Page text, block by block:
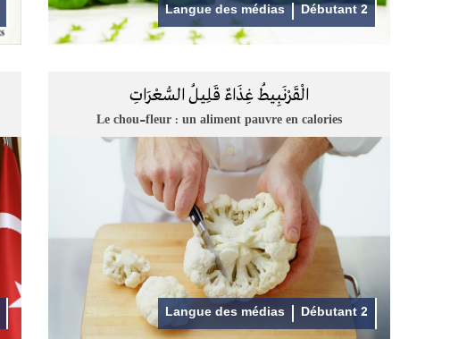
Langue des médias Débutant 2
الْقَرْنَبِيطُ غِذَاءٌ قَلِيلُ السُّعْرَاتِ
Le chou-fleur : un aliment pauvre en calories
Langue des médias Débutant 2